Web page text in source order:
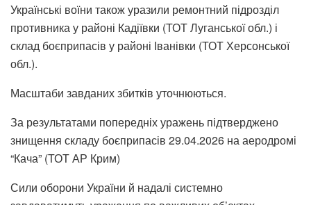
Українські воїни також уразили ремонтний підрозділ
противника у районі Кадіївки (ТОТ Луганської обл.) і
склад боєприпасів у районі Іванівки (ТОТ Херсонської
обл.).
Масштаби завданих збитків уточнюються.
За результатами попередніх уражень підтверджено
знищення складу боєприпасів 29.04.2026 на аеродромі
“Кача” (ТОТ АР Крим)
Сили оборони України й надалі системно